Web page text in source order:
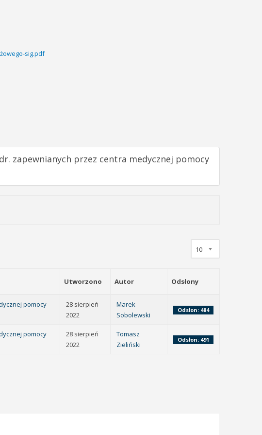
sig.pdf
zapewnianych przez centra medycznej pomocy
10
Utworzono Autor Odsłony
pomocy
28 sierpień
2022
Marek
Sobolewski
Odsłon: 484
pomocy
28 sierpień
2022
Tomasz
Zieliński
Odsłon: 491